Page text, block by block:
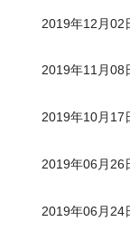
2019年12月02
2019年11月08
2019年10月17
2019年06月26
2019年06月24